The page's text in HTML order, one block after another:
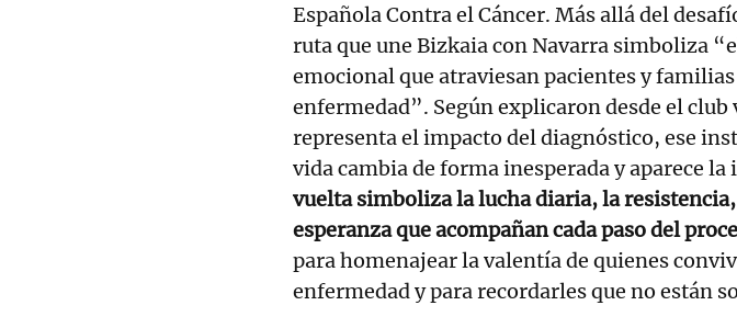
Española Contra el Cáncer. Más allá del
ruta que une Bizkaia con Navarra simboliza
emocional que atraviesan pacientes y
enfermedad”. Según explicaron desde el
representa el impacto del diagnóstico, ese
vida cambia de forma inesperada y aparece
vuelta simboliza la lucha diaria, la
esperanza que acompañan cada paso del
para homenajear la valentía de quienes
enfermedad y para recordarles que no están